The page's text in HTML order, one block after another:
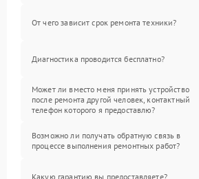
От чего зависит срок ремонта техники?
Диагностика проводится бесплатно?
Может ли вместо меня принять устройство
после ремонта другой человек, контактный
телефон которого я предоставлю?
Возможно ли получать обратную связь в
процессе выполнения ремонтных работ?
Какую гарантию вы предоставляете?